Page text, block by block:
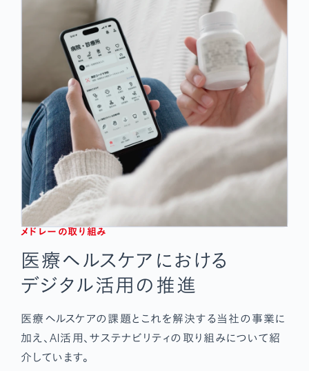
メドレーの取り組み
医療ヘルスケアにおける
デジタル活用の推進
医療ヘルスケアの課題とこれを解決する当社の事業に
加え、 AI活用、サステナビリティの取り組みについて紹
介しています。